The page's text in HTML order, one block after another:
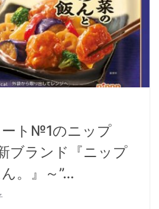
ト№1のニップ
ブランド『ニップ
。』～”…